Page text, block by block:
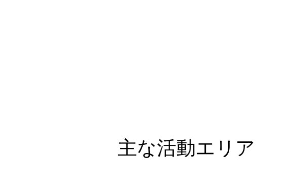
主な活動エリア